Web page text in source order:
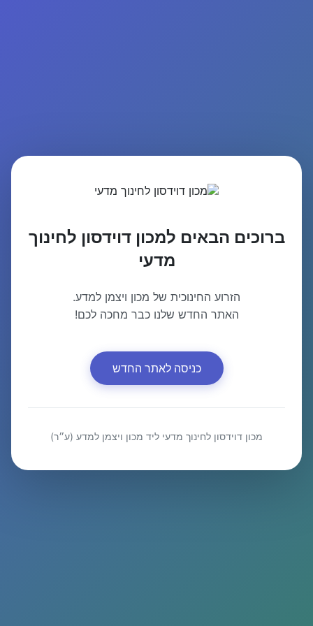
ברוכים הבאים למכון דוידסון לחינוך
מדעי
הזרוע החינוכית של מכון ויצמן למדע.
האתר החדש שלנו כבר מחכה לכם!
כניסה לאתר החדש
מכון דוידסון לחינוך מדעי ליד מכון ויצמן למדע (ע״ר)